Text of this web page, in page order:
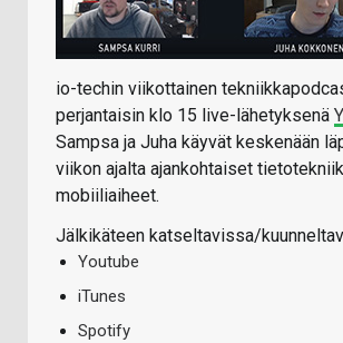
io-techin viikottainen
perjantaisin klo 15 live-lähetyksenä
Sampsa ja Juha käyvät keskenään
viikon ajalta ajankohtaiset
mobiiliaiheet.
Jälkikäteen katseltavissa/
Youtube
iTunes
Spotify